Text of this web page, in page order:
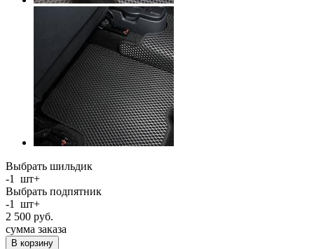
Выбрать шильдик
-1 шт+
Выбрать подпятник
-1 шт+
2 500 руб.
сумма заказа
В корзину